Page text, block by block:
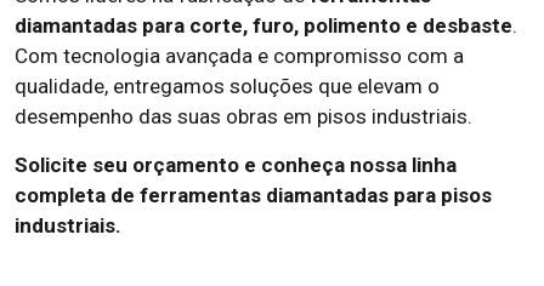
diamantadas para corte, furo, polimento e desbaste.
Com tecnologia avançada e compromisso com a
qualidade, entregamos soluções que elevam o
desempenho das suas obras em pisos industriais.
Solicite seu orçamento e conheça nossa linha
completa de ferramentas diamantadas para pisos
industriais.